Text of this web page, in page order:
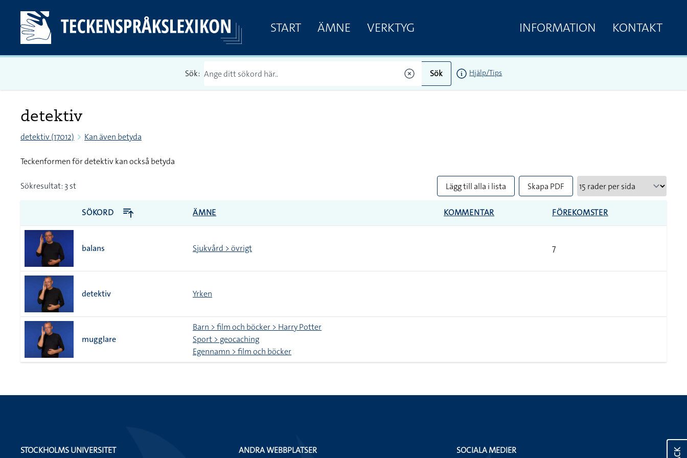
START ÄMNE VERKTYG INFORMATION KONTAKT
Sök: Sök Hjälp/Tips
detektiv
detektiv (17012) Kan även betyda
Teckenformen för detektiv kan också betyda
Sökresultat: 3 st Lägg till alla i lista Skapa PDF
SÖKORD ÄMNE KOMMENTAR FÖREKOMSTER
balans Sjukvård > övrigt 7
detektiv Yrken
mugglare
Barn > film och böcker > Harry Potter
Sport > geocaching
Egennamn > film och böcker
STOCKHOLMS UNIVERSITET
ANDRA WEBBPLATSER SOCIALA MEDIER